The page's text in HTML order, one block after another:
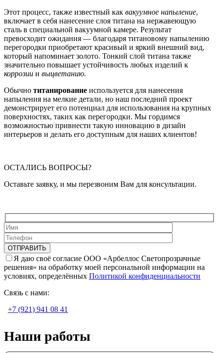
Этот процесс, также известный как вакуумное напыление,
включает в себя нанесение слоя титана на нержавеющую
сталь в специальной вакуумной камере. Результат
превосходит ожидания — благодаря титановому напылению
перегородки приобретают красивый и яркий внешний вид,
который напоминает золото. Тонкий слой титана также
значительно повышает устойчивость любых изделий к
коррозии и выцветанию.
Обычно титанирование используется для нанесения
напыления на мелкие детали, но наш последний проект
демонстрирует его потенциал для использования на крупных
поверхностях, таких как перегородки. Мы гордимся
возможностью привнести такую инновацию в дизайн
интерьеров и делать его доступным для наших клиентов!
ОСТАЛИСЬ ВОПРОСЫ?
Оставьте заявку, и мы перезвоним Вам для консультации.
Я даю своё согласие ООО «Арбеллос Светопрозрачные
решения» на обработку моей персональной информации на
условиях, определённых Политикой конфиденциальности
Связь с нами:
+7 (921) 941 08 41
Наши работы